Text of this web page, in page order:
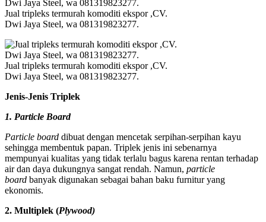
Jual tripleks termurah komoditi ekspor ,CV.
Dwi Jaya Steel, wa 081319823277.
Jual tripleks termurah komoditi ekspor ,CV.
Dwi Jaya Steel, wa 081319823277.
Jenis-Jenis Triplek
1. Particle Board
Particle board dibuat dengan mencetak serpihan-serpihan kayu
sehingga membentuk papan. Triplek jenis ini sebenarnya
mempunyai kualitas yang tidak terlalu bagus karena rentan terhadap
air dan daya dukungnya sangat rendah. Namun, particle
board banyak digunakan sebagai bahan baku furnitur yang
ekonomis.
2. Multiplek (Plywood)